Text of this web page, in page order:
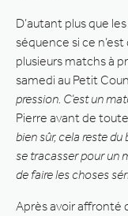
D’autant plus que
séquence si ce
plusieurs matchs à
samedi au Petit
pression. C’est un
Pierre avant de
bien sûr, cela reste du
se tracasser pour un
de faire les choses
Après avoir affronté